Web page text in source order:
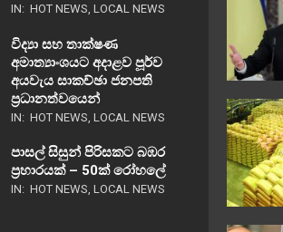
IN: HOT NEWS, LOCAL NEWS
විද්‍යා සහ තාක්ෂණ
අමාත්‍යාංශයට අදාළව පූර්ව
අයවැය සාකච්ඡා ජනපති
ප්‍රධානත්වයෙන්
IN: HOT NEWS, LOCAL NEWS
පාසල් සිසුන් පිරිසකට බඹර
ප්‍රහාරයක් – 50ක් රෝහලේ
IN: HOT NEWS, LOCAL NEWS